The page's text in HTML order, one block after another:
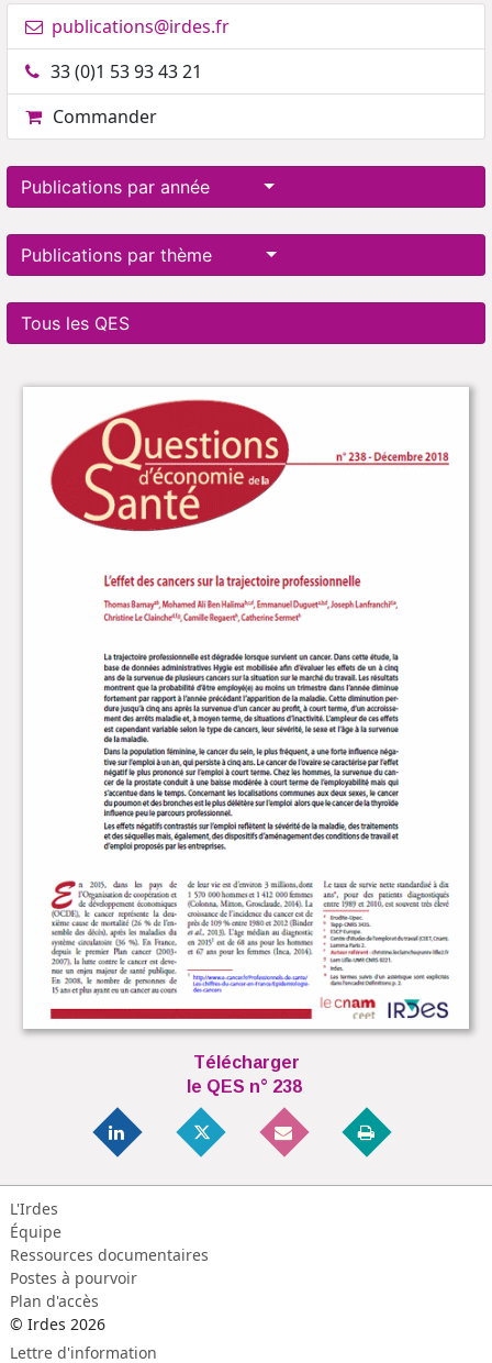
publications@irdes.fr
33 (0)1 53 93 43 21
Commander
Publications par année
Publications par thème
Tous les QES
Télécharger
le QES n° 238
L'Irdes
Équipe
Ressources documentaires
Postes à pourvoir
Plan d'accès
© Irdes 2026
Lettre d'information